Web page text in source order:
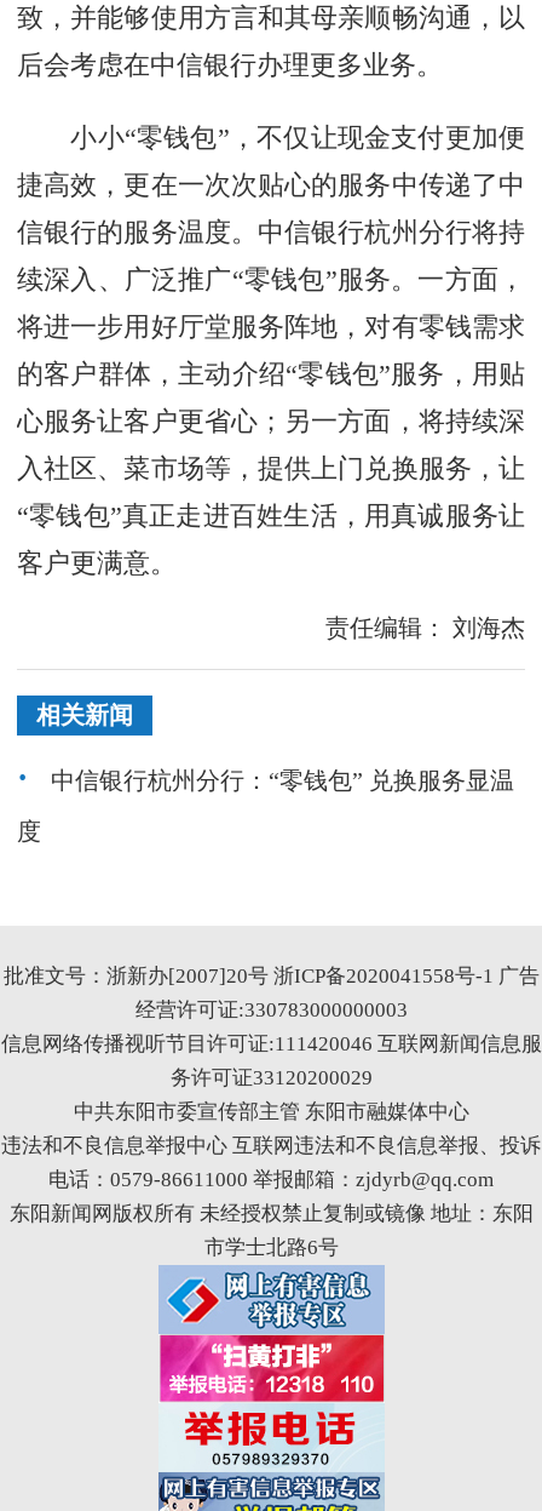
致，并能够使用方言和其母亲顺畅沟通，以
后会考虑在中信银行办理更多业务。
小小“零钱包”，不仅让现金支付更加便
捷高效，更在一次次贴心的服务中传递了中
信银行的服务温度。中信银行杭州分行将持
续深入、广泛推广“零钱包”服务。一方面，
将进一步用好厅堂服务阵地，对有零钱需求
的客户群体，主动介绍“零钱包”服务，用贴
心服务让客户更省心；另一方面，将持续深
入社区、菜市场等，提供上门兑换服务，让
“零钱包”真正走进百姓生活，用真诚服务让
客户更满意。
责任编辑： 刘海杰
相关新闻
中信银行杭州分行：“零钱包” 兑换服务显温
度
批准文号：浙新办[2007]20号 浙ICP备2020041558号-1 广告
经营许可证:330783000000003
信息网络传播视听节目许可证:111420046 互联网新闻信息服
务许可证33120200029
中共东阳市委宣传部主管 东阳市融媒体中心
违法和不良信息举报中心 互联网违法和不良信息举报、投诉
电话：0579-86611000 举报邮箱：zjdyrb@qq.com
东阳新闻网版权所有 未经授权禁止复制或镜像 地址：东阳
市学士北路6号